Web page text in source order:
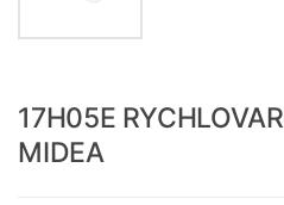
17H05E
MIDEA